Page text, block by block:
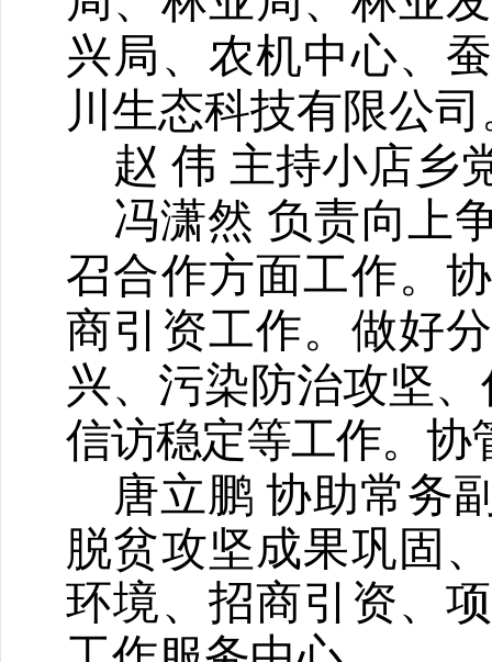
兴局、农机中心、
川生态科技有限公司
赵 伟 主持小店乡
冯潇然 负责向上
召合作方面工作。
商引资工作。 做好
兴、污染防治攻坚
信访稳定等工作。协
唐立鹏 协助常务
脱贫攻坚成果巩固
环境、招商引资、